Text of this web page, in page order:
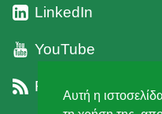
Αυτή η
LinkedIn
YouTube
RSS